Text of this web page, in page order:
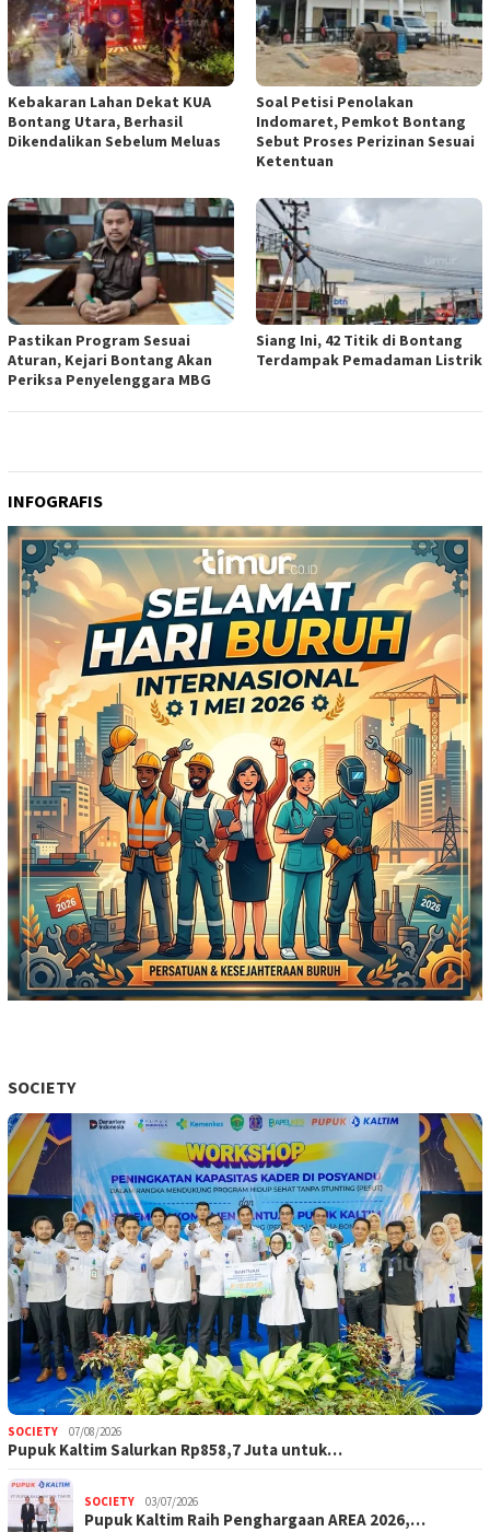
Kebakaran Lahan Dekat KUA
Bontang Utara, Berhasil
Dikendalikan Sebelum Meluas
Soal Petisi Penolakan
Indomaret, Pemkot Bontang
Sebut Proses Perizinan Sesuai
Ketentuan
Pastikan Program Sesuai
Aturan, Kejari Bontang Akan
Periksa Penyelenggara MBG
Siang Ini, 42 Titik di Bontang
Terdampak Pemadaman Listrik
INFOGRAFIS
SOCIETY
SOCIETY 07/08/2026
Pupuk Kaltim Salurkan Rp858,7 Juta untuk…
SOCIETY 03/07/2026
Pupuk Kaltim Raih Penghargaan AREA 2026,…